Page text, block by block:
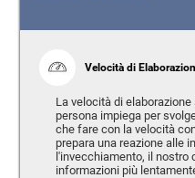
Velocità di
La velocità di
persona impiega per
che fare con la velocità
prepara una reazione alle
l'invecchiamento, il nostro
informazioni più